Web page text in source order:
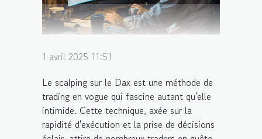
1 avril 2025 11:51
Le scalping sur le Dax est une méthode de
trading en vogue qui fascine autant qu'elle
intimide. Cette technique, axée sur la
rapidité d'exécution et la prise de décisions